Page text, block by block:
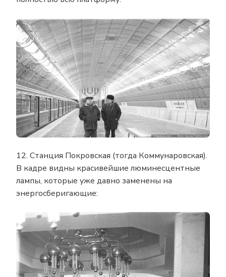
12. Станция Покровская (тогда Коммунаровская).
В кадре видны красивейшие люминесцентные
лампы, которые уже давно заменены на
энергосберигающие: